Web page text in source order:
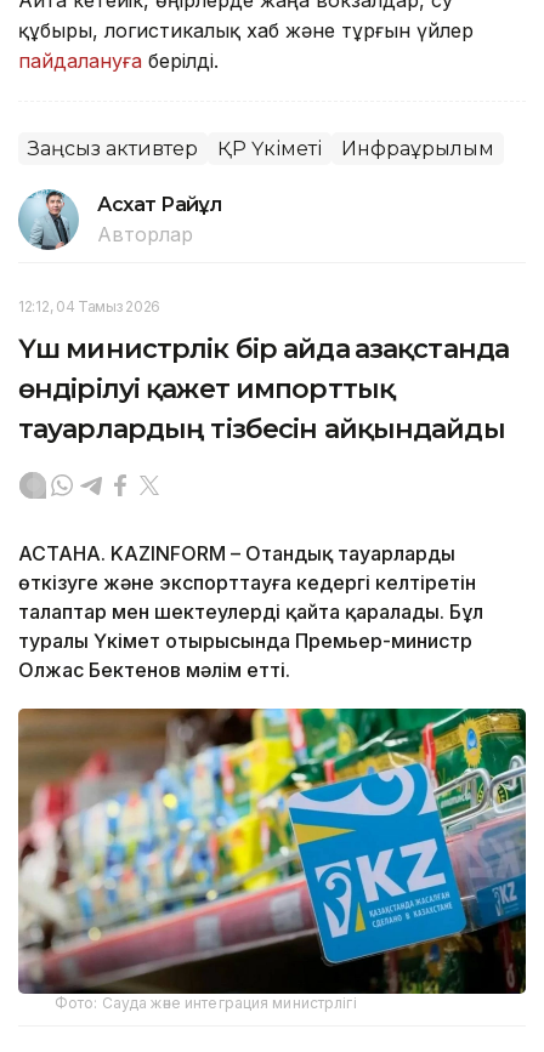
құбыры, логистикалық хаб және тұрғын үйлер
пайдалануға берілді.
Заңсыз активтер ҚР Үкіметі Инфрақұрылым
Асхат Райқұл
Авторлар
12:12, 04 Тамыз 2026
Үш министрлік бір айда Қазақстанда
өндірілуі қажет импорттық
тауарлардың тізбесін айқындайды
АСТАНА. KAZINFORM – Отандық тауарларды
өткізуге және экспорттауға кедергі келтіретін
талаптар мен шектеулерді қайта қаралады. Бұл
туралы Үкімет отырысында Премьер-министр
Олжас Бектенов мәлім етті.
Фото: Сауда және интеграция министрлігі